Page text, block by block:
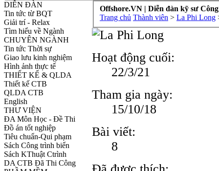
DIỄN ĐÀN
Tin tức từ BQT
Giải trí - Relax
Tìm hiểu về Ngành
CHUYÊN NGÀNH
Tin tức Thời sự
Giao lưu kinh nghiệm
Hình ảnh thực tế
THIẾT KẾ & QLDA
Thiết kế CTB
QLDA CTB
English
THƯ VIỆN
ĐA Môn Học - Đề Thi
Đồ án tốt nghiệp
Tiêu chuẩn-Qui phạm
Sách Công trình biển
Sách KThuật Ctrình
DA CTB Đã Thi Công
Offshore.VN | Diễn đàn kỹ sư
Trang chủ Thành viên > La Phi Long
Hoạt động cuối:
22/3/21
Tham gia ngày:
15/10/18
Bài viết:
8